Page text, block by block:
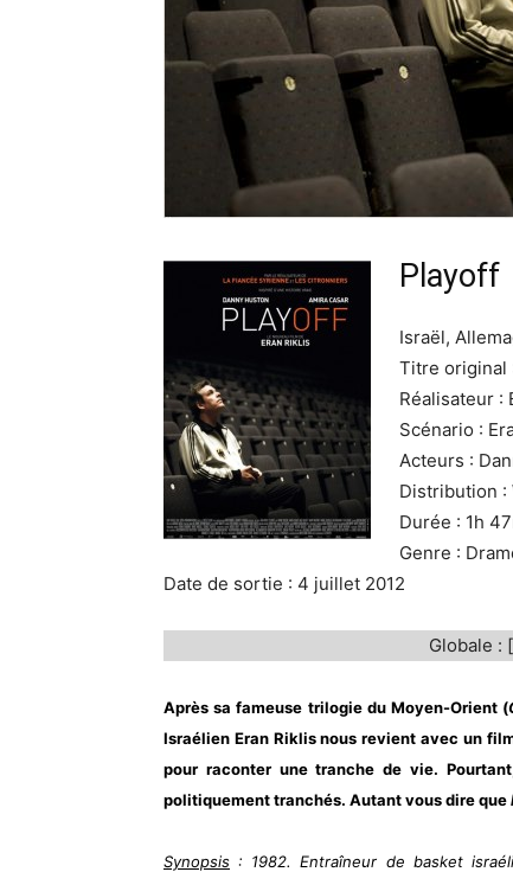
Playoff
Israël,
Titre original
Réalisateur :
Scénario :
Acteurs :
Distribution :
Durée : 1h
Genre :
Date de sortie : 4 juillet 2012
Globale :
Après sa fameuse trilogie du Moyen-Orient (
Israélien Eran Riklis nous revient avec un
pour raconter une tranche de vie.
politiquement tranchés. Autant vous dire que
Synopsis : 1982. Entraîneur de basket